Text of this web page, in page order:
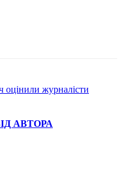
журналісти
АВТОРА